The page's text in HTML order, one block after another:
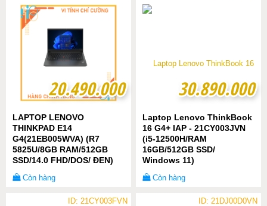
20.490.000
20.490.000
LAPTOP LENOVO
THINKPAD E14
G4(21EB005WVA) (R7
5825U/8GB RAM/512GB
SSD/14.0 FHD/DOS/ ĐEN)
Còn hàng
30.890.000
30.890.000
Laptop Lenovo ThinkBook
16 G4+ IAP - 21CY003JVN
(i5-12500H/RAM
16GB/512GB SSD/
Windows 11)
Còn hàng
ID: 21CY003FVN ID: 21DJ00D0VN